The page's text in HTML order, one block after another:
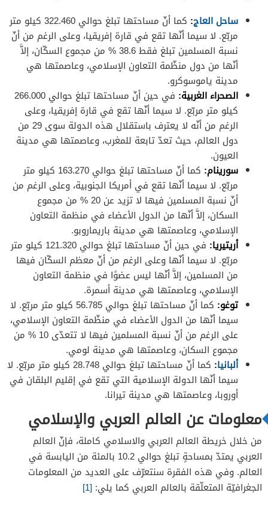
ساحل العاج:
كما أنّ مساحتها تبلغ حوالي 322.460 كيلو متر
مربّع. لا سيما أنّها تقع في قارة إفريقيا، وعلى الرغم من أنّ
نسبة المسلمين تبلغ فقط 38.6 % من مجموع السكّان، إلاَّ
أنّها من دول منظّمة التعاون الإسلامي، وعاصمتها هي
مدينة ياموسوكرو.
الصحراء الغربية:
في حين أنّ مساحتها تبلغ حوالي 266.000
كيلو متر مربّع. لا سيما أنّها تقع في قارة إفريقيا، وعلى
الرغم من أنّه لا يعترف باستقلال هذه الدولة سوى 29 من
دول العالم، حيث تعدّ تابعة للمغرب، وعاصمتها هي مدينة
العيون.
سورينام:
كما أنّ مساحتها تبلغ حوالي 163.270 كيلو متر
مربّع. لا سيما أنّها تقع في أمريكا الجنوبية، وعلى الرغم من
أنّ نسبة المسلمين فيها لا تزيد عن 20 % من مجموع
السكان، إلاَّ أنّها من الدول الأعضاء في منظمة التعاون
الإسلامي، وعاصمتها هي مدينة باريماروبو.
أريتيريا:
في حين أنّ مساحتها تبلغ حوالي 121.320 كيلو متر
مربّع. لا سيما أنّها وعلى الرغم من أنّ معظم السكّان فيها
من المسلمين، إلاَّ أنّها ليس عضوًا في منظمة التعاون
الإسلامي، وعاصمتها هي مدينة أسمرة.
توغو:
كما أنّ مساحتها تبلغ حوالي 56.785 كيلو متر مربّع. لا
سيما أنّها من الدول الأعضاء في منظّمة التعاون الإسلامي،
على الرغم من أنّ نسبة المسلمين فيها لا تتعدّى 10 % من
مجموع السكان، وعاصمتها هي مدينة لومي.
ألبانيا:
كما أنّ مساحتها تبلغ حوالي 28.748 كيلو متر مربّع. لا
سيما أنّها الدولة الإسلامية التي تقع في إقليم البلقان في
أوروبا، وعاصمتها هي مدينة تيرانا.
معلومات عن العالم العربي والإسلامي
من خلال خريطة العالم العربي والاسلامي كاملة، فإنّ العالم
العربي يمتدّ بمساحةٍ تبلغ حوالي 10.2 بالمئة من اليابسة في
العالم. وفي هذه الفقرة سنتعرّف على العديد من المعلومات
الجغرافيّة المتعلّقة بالعالم العربي كما يلي: [1]